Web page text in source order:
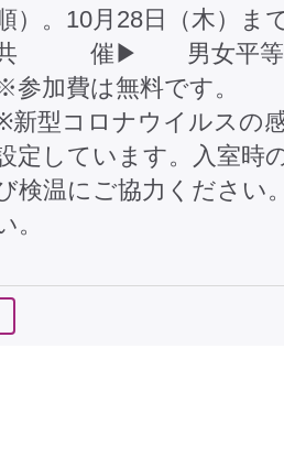
）。10月28日（木）ま
催▶ 男女平等参画
参加費は無料です。
新型コロナウイルスの
定しています。入室時
検温にご協力ください
。